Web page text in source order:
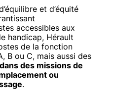
et d’équité
accessibles aux
handicap, Hérault
de la fonction
B ou C, mais aussi des
des missions de
ou
.